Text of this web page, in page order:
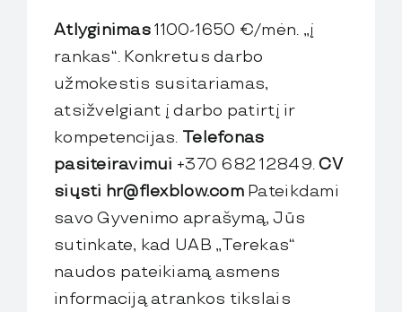
Atlyginimas1100-1650 €/mėn. „į
rankas“. Konkretus darbo
užmokestis susitariamas,
atsižvelgiant į darbo patirtį ir
kompetencijas. Telefonas
pasiteiravimui +370 682 12849.CV
siųsti hr@flexblow.comPateikdami
savo Gyvenimo aprašymą, Jūs
sutinkate, kad UAB „Terekas“
naudos pateikiamą asmens
informaciją atrankos tikslais